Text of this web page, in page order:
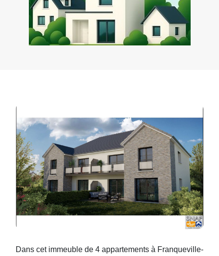
Dans cet immeuble de 4 appartements à Franqueville-